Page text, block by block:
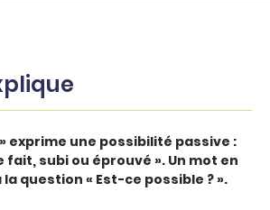
exprime une possibilité passive :
fait, subi ou éprouvé ». Un mot en
question « Est-ce possible ? ».